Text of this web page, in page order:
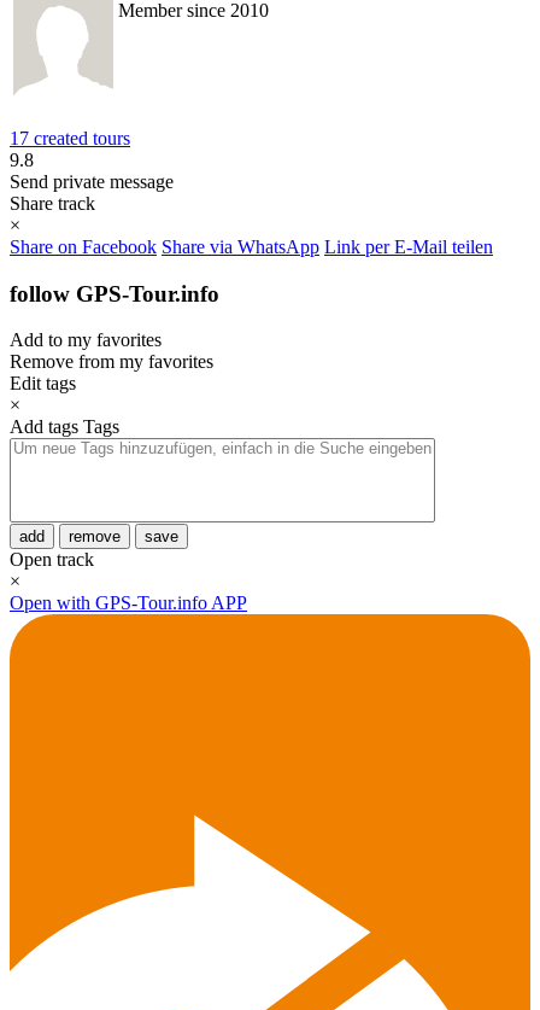
Member since 2010
17 created tours
9.8
Send private message
Share track
×
Share on Facebook Share via WhatsApp Link per E-Mail teilen
follow GPS-Tour.info
Add to my favorites
Remove from my favorites
Edit tags
×
Add tags Tags
add remove save
Open track
×
Open with GPS-Tour.info APP